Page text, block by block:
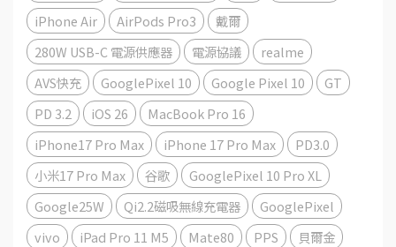
iPhone Air
AirPods Pro3
戴爾
280W USB-C 電源供應器
電源協議
realme
AVS快充
GooglePixel 10 Google Pixel 10
GT
PD 3.2
iOS 26
MacBook Pro 16
iPhone17 Pro Max
iPhone 17 Pro Max
PD3.0
小米17 Pro Max
谷歌
GooglePixel 10 Pro XL
Google25W
Qi2.2磁吸無線充電器
GooglePixel
vivo
iPad Pro 11 M5 Mate80 PPS
貝爾金